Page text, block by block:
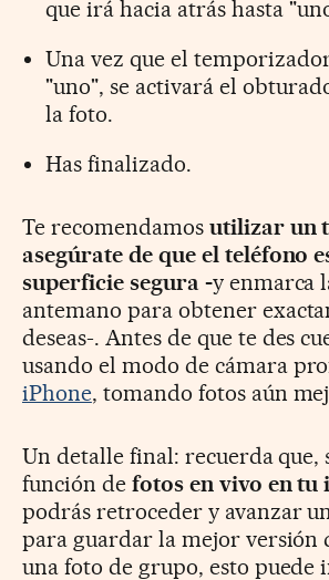
que irá hacia atrás hasta
Una vez que el
"uno", se activará el
la foto.
Has finalizado.
Te recomendamos utilizar un
asegúrate de que el teléfono
superficie segura -y enmarca
antemano para obtener
deseas-. Antes de que te des
usando el modo de cámara
iPhone, tomando fotos aún
Un detalle final: recuerda que,
función de fotos en vivo en tu
podrás retroceder y avanzar
para guardar la mejor versión
una foto de grupo, esto puede